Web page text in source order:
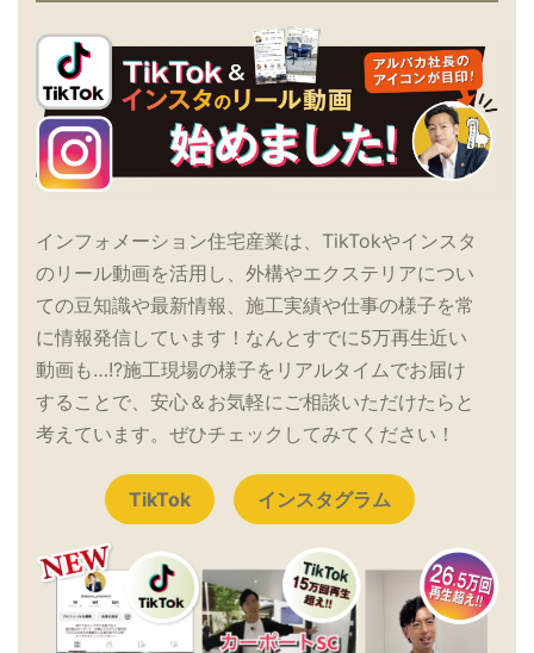
インフォメーション住宅産業は、TikTokやインスタ
のリール動画を活用し、外構やエクステリアについ
ての豆知識や最新情報、施工実績や仕事の様子を常
に情報発信しています！なんとすでに5万再生近い
動画も…!?施工現場の様子をリアルタイムでお届け
することで、安心＆お気軽にご相談いただけたらと
考えています。ぜひチェックしてみてください！
TikTok インスタグラム